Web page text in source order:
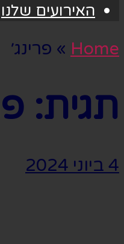
האירועים שלנו
Home
» פרינג׳
תגית:
4 ביוני 2024